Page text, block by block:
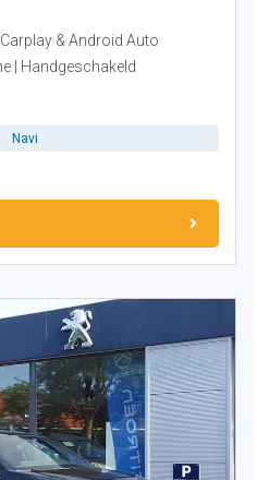
& Android Auto
Handgeschakeld
Navi